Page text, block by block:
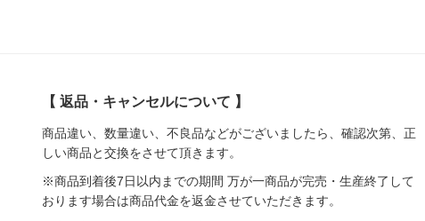
【 返品・キャンセルについて 】
商品違い、数量違い、不良品などがございましたら、確認次第、正
しい商品と交換をさせて頂きます。
※商品到着後7日以内までの期間 万が一商品が完売・生産終了して
おります場合は商品代金を返金させていただきます。